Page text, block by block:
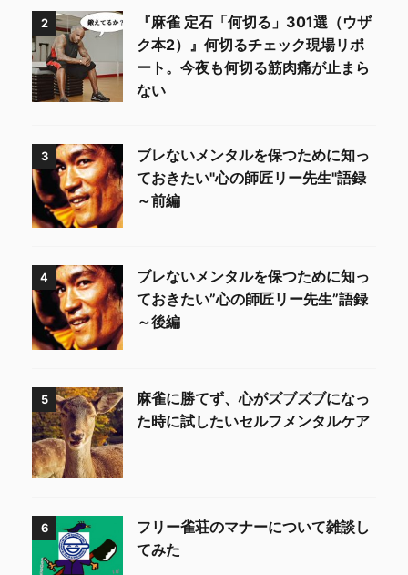
2
『麻雀 定石「何切る」301選（ウザ
ク本2）』何切るチェック現場リポ
ート。今夜も何切る筋肉痛が止まら
ない
3
ブレないメンタルを保つために知っ
ておきたい"心の師匠リー先生"語録
～前編
4
ブレないメンタルを保つために知っ
ておきたい”心の師匠リー先生”語録
～後編
5
麻雀に勝てず、心がズブズブになっ
た時に試したいセルフメンタルケア
6
フリー雀荘のマナーについて雑談し
てみた